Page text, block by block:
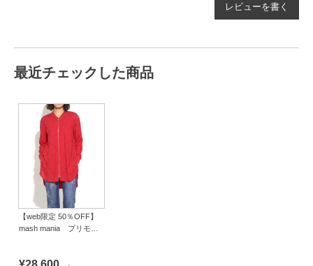
レビューを書く
最近チェックした商品
【web限定 50％OFF】
mash mania プリモー